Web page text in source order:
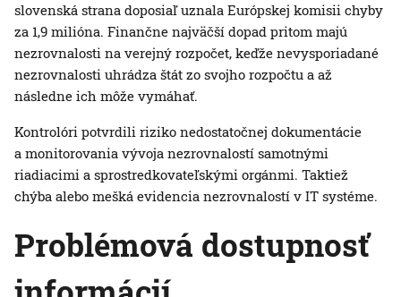
slovenská strana doposiaľ uznala Európskej komisii chyby
za 1,9 milióna. Finančne najväčší dopad pritom majú
nezrovnalosti na verejný rozpočet, keďže nevysporiadané
nezrovnalosti uhrádza štát zo svojho rozpočtu a až
následne ich môže vymáhať.
Kontrolóri potvrdili riziko nedostatočnej dokumentácie
a monitorovania vývoja nezrovnalostí samotnými
riadiacimi a sprostredkovateľskými orgánmi. Taktiež
chýba alebo mešká evidencia nezrovnalostí v IT systéme.
Problémová dostupnosť